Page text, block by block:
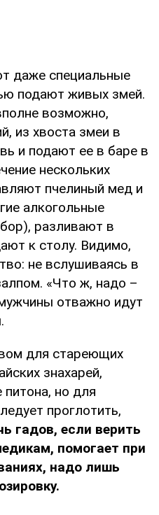
даже специальные
подают живых змей.
возможно,
из хвоста змеи в
и подают ее в баре в
нескольких
пчелиный мед и
алкогольные
разливают в
к столу. Видимо,
не вслушиваясь в
«Что ж, надо –
отважно идут
для стареющих
знахарей,
но для
проглотить,
гадов, если верить
помогает при
надо лишь